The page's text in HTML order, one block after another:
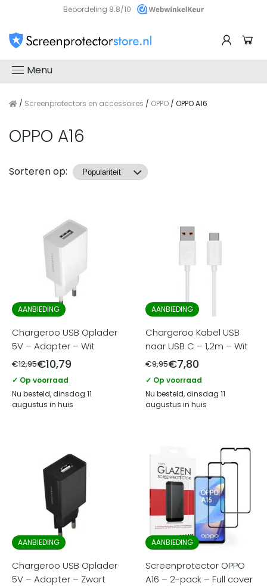
Beoordeling 8.8/10
Menu
/ Screenprotectors en accessoires / OPPO / OPPO A16
OPPO A16
Producten
Sorteren op:
AANBIEDING
Chargeroo USB Oplader
5V – Adapter – Wit
€12,95€10,79
✓ Op voorraad
Nu besteld, dinsdag 11
augustus in huis
AANBIEDING
Chargeroo Kabel USB
naar USB C – 1,2m – Wit
€9,95€7,80
✓ Op voorraad
Nu besteld, dinsdag 11
augustus in huis
AANBIEDING
Chargeroo USB Oplader
5V – Adapter – Zwart
AANBIEDING
Screenprotector OPPO
A16 – 2-pack – Full cover